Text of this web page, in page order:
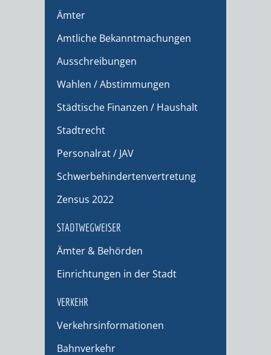
Ämter
Amtliche Bekanntmachungen
Ausschreibungen
Wahlen / Abstimmungen
Städtische Finanzen / Haushalt
Stadtrecht
Personalrat / JAV
Schwerbehindertenvertretung
Zensus 2022
STADTWEGWEISER
Ämter & Behörden
Einrichtungen in der Stadt
VERKEHR
Verkehrsinformationen
Bahnverkehr